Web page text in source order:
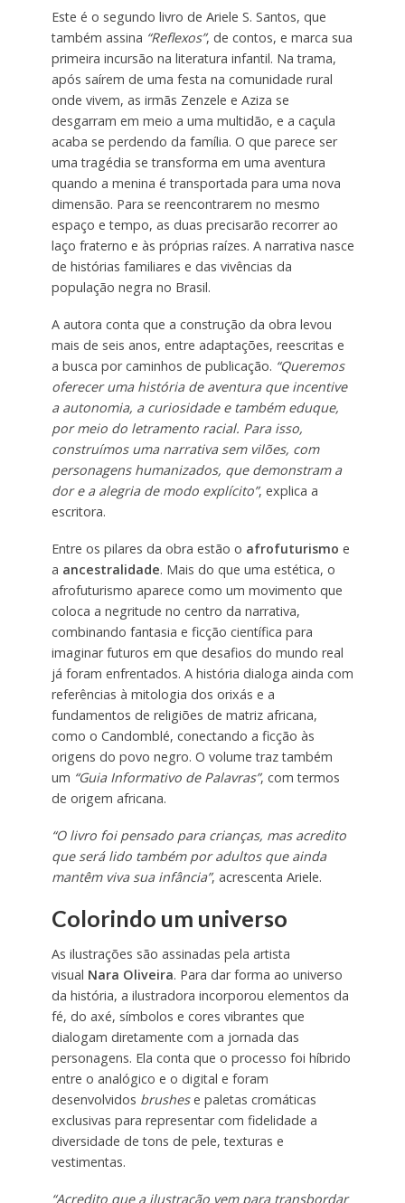
Este é o segundo livro de Ariele S. Santos, que
também assina “Reflexos”, de contos, e marca sua
primeira incursão na literatura infantil. Na trama,
após saírem de uma festa na comunidade rural
onde vivem, as irmãs Zenzele e Aziza se
desgarram em meio a uma multidão, e a caçula
acaba se perdendo da família. O que parece ser
uma tragédia se transforma em uma aventura
quando a menina é transportada para uma nova
dimensão. Para se reencontrarem no mesmo
espaço e tempo, as duas precisarão recorrer ao
laço fraterno e às próprias raízes. A narrativa nasce
de histórias familiares e das vivências da
população negra no Brasil.
A autora conta que a construção da obra levou
mais de seis anos, entre adaptações, reescritas e
a busca por caminhos de publicação. “Queremos
oferecer uma história de aventura que incentive
a autonomia, a curiosidade e também eduque,
por meio do letramento racial. Para isso,
construímos uma narrativa sem vilões, com
personagens humanizados, que demonstram a
dor e a alegria de modo explícito”, explica a
escritora.
Entre os pilares da obra estão o afrofuturismo e
a ancestralidade. Mais do que uma estética, o
afrofuturismo aparece como um movimento que
coloca a negritude no centro da narrativa,
combinando fantasia e ficção científica para
imaginar futuros em que desafios do mundo real
já foram enfrentados. A história dialoga ainda com
referências à mitologia dos orixás e a
fundamentos de religiões de matriz africana,
como o Candomblé, conectando a ficção às
origens do povo negro. O volume traz também
um “Guia Informativo de Palavras”, com termos
de origem africana.
“O livro foi pensado para crianças, mas acredito
que será lido também por adultos que ainda
mantêm viva sua infância”, acrescenta Ariele.
Colorindo um universo
As ilustrações são assinadas pela artista
visual Nara Oliveira. Para dar forma ao universo
da história, a ilustradora incorporou elementos da
fé, do axé, símbolos e cores vibrantes que
dialogam diretamente com a jornada das
personagens. Ela conta que o processo foi híbrido
entre o analógico e o digital e foram
desenvolvidos brushese paletas cromáticas
exclusivas para representar com fidelidade a
diversidade de tons de pele, texturas e
vestimentas.
“Acredito que a ilustração vem para transbordar